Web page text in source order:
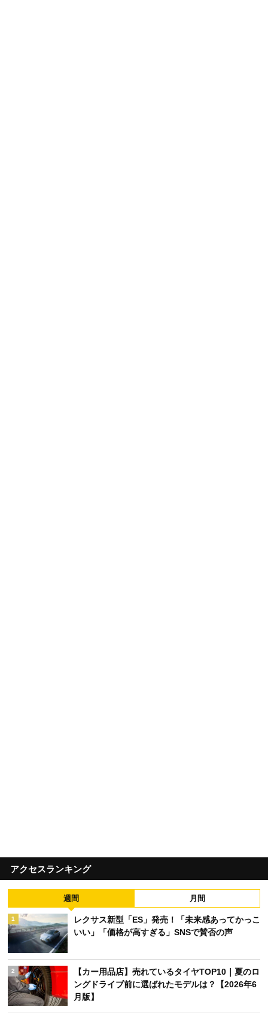
アクセスランキング
週間 月間
1
レクサス新型「ES」発売！「未来感あってかっこ
いい」「価格が高すぎる」SNSで賛否の声
2
【カー用品店】売れているタイヤTOP10｜夏のロ
ングドライブ前に選ばれたモデルは？【2026年6
月版】